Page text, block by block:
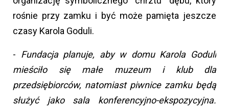
rośnie przy zamku i być może pamięta jeszcze
czasy Karola Goduli.
- Fundacja planuje, aby w domu Karola Goduli
mieściło się małe muzeum i klub dla
przedsiębiorców, natomiast piwnice zamku będą
służyć jako sala konferencyjno-ekspozycyjna.